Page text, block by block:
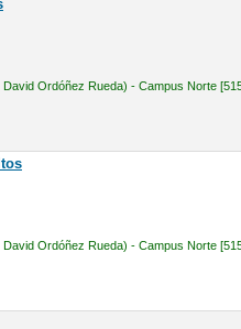
David Ordóñez Rueda) - Campus Norte
David Ordóñez Rueda) - Campus Norte